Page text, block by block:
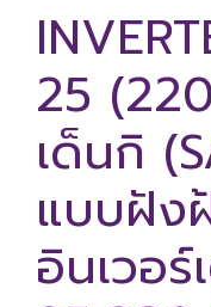
25
เด็นกิ
แบบฝัง
อินเวอ